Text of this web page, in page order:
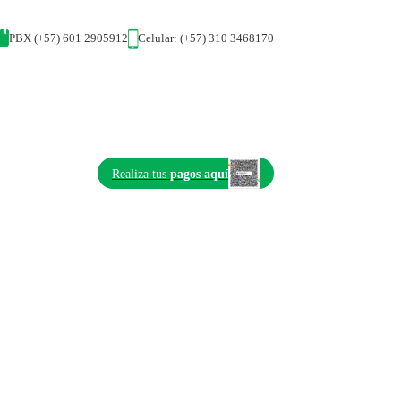
PBX (+57) 601 2905912 Celular: (+57) 310 3468170
Realiza tus pagos aquí